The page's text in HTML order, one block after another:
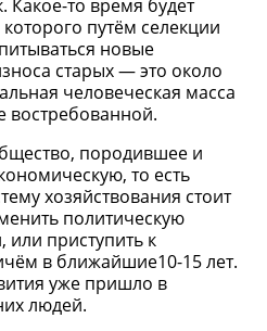
Какое-то время будет
путём селекции
новые
старых — это около
человеческая масса
востребованной.
породившее и
то есть
хозяйствования стоит
политическую
приступить к
в ближайшие10-15 лет.
уже пришло в
людей.